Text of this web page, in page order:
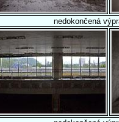
nedokončená